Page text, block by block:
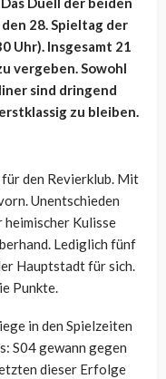
28. Spieltag der
Uhr). Insgesamt 21
vergeben. Sowohl
sind dringend
zu bleiben.
den Revierklub. Mit
Unentschieden
heimischer Kulisse
Lediglich fünf
Hauptstadt für sich.
Punkte.
in den Spielzeiten
S04 gewann gegen
dieser Erfolge